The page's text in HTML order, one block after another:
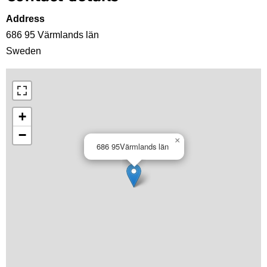
Address
686 95 Värmlands län
Sweden
686 95Värmlands län
×
+
−